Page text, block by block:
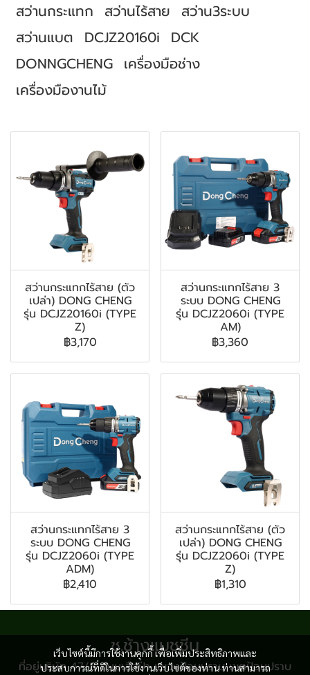
สว่านกระแทก สว่านไร้สาย สว่าน3ระบบ
สว่านแบต DCJZ20160i DCK
DONNGCHENG เครื่องมือช่าง
เครื่องมืองานไม้
สว่านกระแทกไร้สาย (ตัว
เปล่า) DONG CHENG
รุ่น DCJZ20160i (TYPE
Z)
฿3,170
สว่านกระแทกไร้สาย 3
ระบบ DONG CHENG
รุ่น DCJZ2060i (TYPE
AM)
฿3,360
สว่านกระแทกไร้สาย 3
ระบบ DONG CHENG
รุ่น DCJZ2060i (TYPE
ADM)
฿2,410
สว่านกระแทกไร้สาย (ตัว
เปล่า) DONG CHENG
รุ่น DCJZ2060i (TYPE
Z)
฿1,310
เว็บไซต์นี้มีการใช้งานคุกกี้ เพื่อเพิ่มประสิทธิภาพและ
ประสบการณ์ที่ดีในการใช้งานเว็บไซต์ของท่าน ท่านสามารถ
ช.ช้างแมชชีน
ที่อยู่บริษัท 47/8 ถนนเสือป่า แขวงป้อมปราบ เขตป้อมปราบ